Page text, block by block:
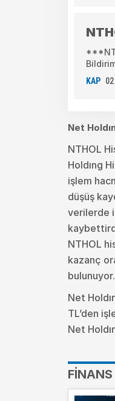
KAP
Net
NTHOL
Holdıng
işlem
düşüş
verilerde
NTHOL
kazanç
bulunuyor.
Net
TL’den
Net
FINANS